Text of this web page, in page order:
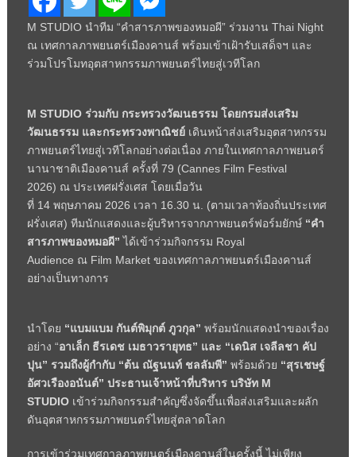
M STUDIO นำทีม “คำสารภาพของหมอผี” ร่วมงาน Thai Night
ณ เทศกาลภาพยนตร์เมืองคานส์ พร้อมเข้าเฝ้ารับเสด็จฯ และ
ร่วมโปรโมทอุตสาหกรรมภาพยนตร์ไทยสู่เวทีโลก
M STUDIO ร่วมกับ กระทรวงวัฒนธรรม โดยกรมส่งเสริม
วัฒนธรรม และกระทรวงพาณิชย์ เดินหน้าส่งเสริมอุตสาหกรรม
ภาพยนตร์ไทยสู่เวทีโลกอย่างต่อเนื่อง ภายในเทศกาลภาพยนตร์
นานาชาติเมืองคานส์ ครั้งที่ 79 (Cannes Film Festival
2026) ณ ประเทศฝรั่งเศส โดยเมื่อวัน
ที่ 14 พฤษภาคม 2026 เวลา 16.30 น. (ตามเวลาท้องถิ่นประเทศ
ฝรั่งเศส) ทีมนักแสดงและผู้บริหารจากภาพยนตร์ฟอร์มยักษ์“คำ
สารภาพของหมอผี”ได้เข้าร่วมกิจกรรม Royal
Audience ณ Film Market ของเทศกาลภาพยนตร์เมืองคานส์
อย่างเป็นทางการ
นำโดย “แบมแบม กันต์พิมุกต์ ภูวกุล” พร้อมนักแสดงนำของเรื่อง
อย่าง “อาเล็ก ธีรเดช เมธาวรายุทธ” และ “เดนิส เจลีลชา คัป
ปุน” รวมถึงผู้กำกับ “ต้น ณัฐนนท์ ชลลัมพี” พร้อมด้วย “สุรเชษฐ์
อัศวเรืองอนันต์” ประธานเจ้าหน้าที่บริหาร บริษัท M
STUDIO เข้าร่วมกิจกรรมสำคัญซึ่งจัดขึ้นเพื่อส่งเสริมและผลัก
ดันอุตสาหกรรมภาพยนตร์ไทยสู่ตลาดโลก
การเข้าร่วมเทศกาลภาพยนตร์เมืองคานส์ในครั้งนี้ ไม่เพียง